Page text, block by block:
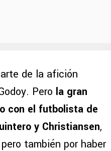
de la afición
Pero la gran
con el futbolista de
y Christiansen,
también por haber